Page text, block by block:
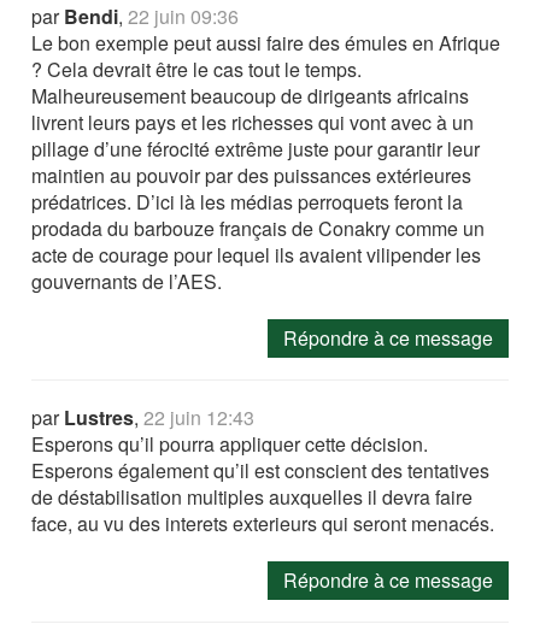
parBendi,22 juin 09:36
Le bon exemple peut aussi faire des émules en Afrique
? Cela devrait être le cas tout le temps.
Malheureusement beaucoup de dirigeants africains
livrent leurs pays et les richesses qui vont avec à un
pillage d’une férocité extrême juste pour garantir leur
maintien au pouvoir par des puissances extérieures
prédatrices. D’ici là les médias perroquets feront la
prodada du barbouze français de Conakry comme un
acte de courage pour lequel ils avaient vilipender les
gouvernants de l’AES.
Répondre à ce message
parLustres,22 juin 12:43
Esperons qu’il pourra appliquer cette décision.
Esperons également qu’il est conscient des tentatives
de déstabilisation multiples auxquelles il devra faire
face, au vu des interets exterieurs qui seront menacés.
Répondre à ce message